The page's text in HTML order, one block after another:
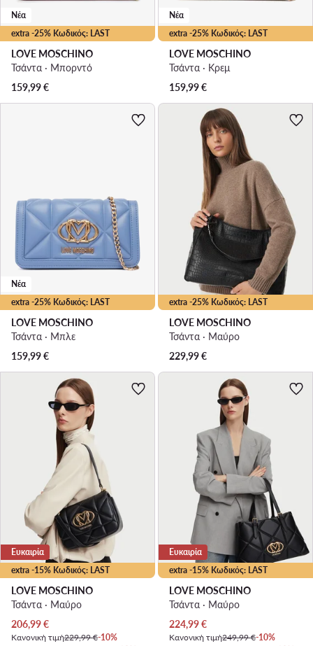
extra -25% Κωδικός: LAST
Νέα
LOVE MOSCHINO
Τσάντα · Μπορντό
159,99€
extra -25% Κωδικός: LAST
Νέα
LOVE MOSCHINO
Τσάντα · Κρεμ
159,99€
extra -25% Κωδικός: LAST
Νέα
LOVE MOSCHINO
Τσάντα · Μπλε
159,99€
extra -25% Κωδικός: LAST
LOVE MOSCHINO
Τσάντα · Μαύρο
229,99€
extra -15% Κωδικός: LAST
Ευκαιρία
LOVE MOSCHINO
Τσάντα · Μαύρο
Τρέχουσα τιμή
206,99€
Κανονική τιμή229,99 €-10%
extra -15% Κωδικός: LAST
Ευκαιρία
LOVE MOSCHINO
Τσάντα · Μαύρο
Τρέχουσα τιμή
224,99€
Κανονική τιμή249,99 €-10%